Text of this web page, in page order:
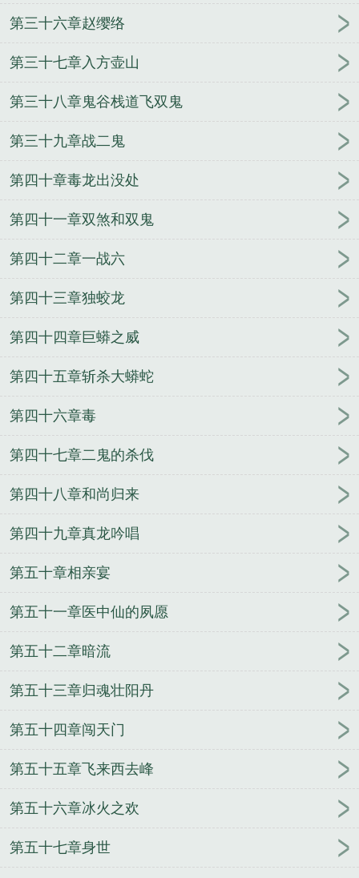
第三十六章赵缨络
第三十七章入方壶山
第三十八章鬼谷栈道飞双鬼
第三十九章战二鬼
第四十章毒龙出没处
第四十一章双煞和双鬼
第四十二章一战六
第四十三章独蛟龙
第四十四章巨蟒之威
第四十五章斩杀大蟒蛇
第四十六章毒
第四十七章二鬼的杀伐
第四十八章和尚归来
第四十九章真龙吟唱
第五十章相亲宴
第五十一章医中仙的夙愿
第五十二章暗流
第五十三章归魂壮阳丹
第五十四章闯天门
第五十五章飞来西去峰
第五十六章冰火之欢
第五十七章身世